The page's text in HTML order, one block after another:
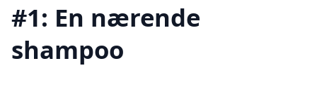
#1: En nærende
shampoo